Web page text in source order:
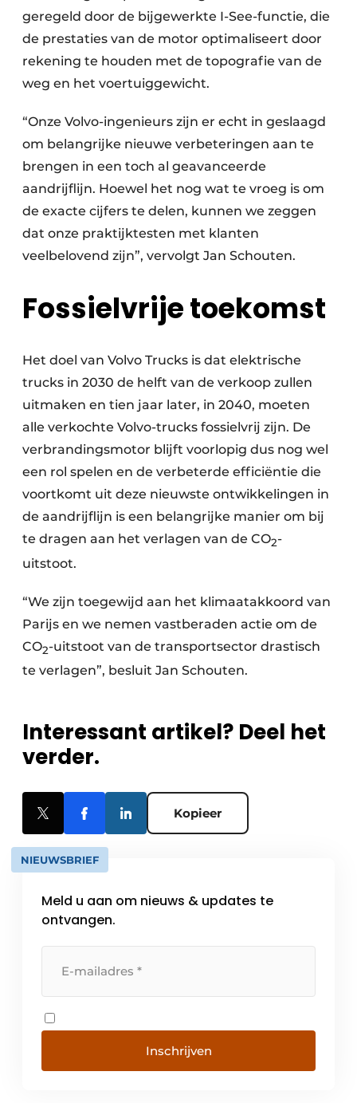
geregeld door de bijgewerkte I-See-functie, die
de prestaties van de motor optimaliseert door
rekening te houden met de topografie van de
weg en het voertuiggewicht.
“Onze Volvo-ingenieurs zijn er echt in geslaagd
om belangrijke nieuwe verbeteringen aan te
brengen in een toch al geavanceerde
aandrijflijn. Hoewel het nog wat te vroeg is om
de exacte cijfers te delen, kunnen we zeggen
dat onze praktijktesten met klanten
veelbelovend zijn”, vervolgt Jan Schouten.
Fossielvrije toekomst
Het doel van Volvo Trucks is dat elektrische
trucks in 2030 de helft van de verkoop zullen
uitmaken en tien jaar later, in 2040, moeten
alle verkochte Volvo-trucks fossielvrij zijn. De
verbrandingsmotor blijft voorlopig dus nog wel
een rol spelen en de verbeterde efficiëntie die
voortkomt uit deze nieuwste ontwikkelingen in
de aandrijflijn is een belangrijke manier om bij
te dragen aan het verlagen van de CO2-
uitstoot.
“We zijn toegewijd aan het klimaatakkoord van
Parijs en we nemen vastberaden actie om de
CO2-uitstoot van de transportsector drastisch
te verlagen”, besluit Jan Schouten.
Interessant artikel? Deel het
verder.
Kopieer
NIEUWSBRIEF
Meld u aan om nieuws & updates te
ontvangen.
Inschrijven